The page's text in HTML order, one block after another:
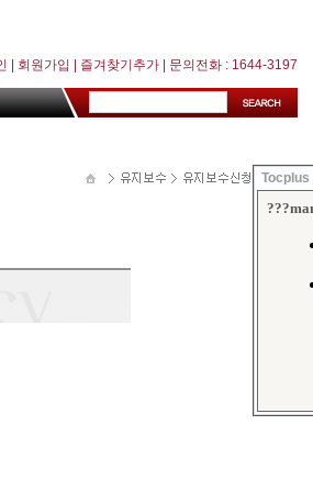
회원가입 즐겨찾기추가 | 문의전화 : 1644-3197
Tocplus